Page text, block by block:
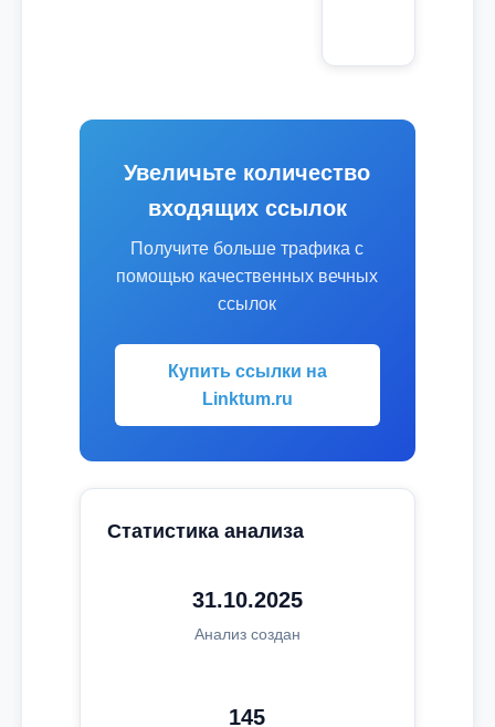
Увеличьте количество
входящих ссылок
Получите больше трафика с
помощью качественных вечных
ссылок
Купить ссылки на
Linktum.ru
Статистика анализа
31.10.2025
Анализ создан
145